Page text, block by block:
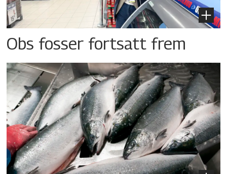
Obs fosser fortsatt frem